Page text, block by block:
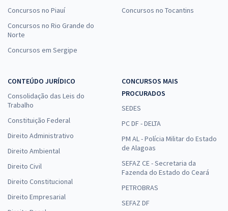
Concursos no Piauí
Concursos no Rio Grande do
Norte
Concursos em Sergipe
Concursos no Tocantins
CONTEÚDO JURÍDICO
Consolidação das Leis do
Trabalho
Constituição Federal
Direito Administrativo
Direito Ambiental
Direito Civil
Direito Constitucional
Direito Empresarial
CONCURSOS MAIS
PROCURADOS
SEDES
PC DF - DELTA
PM AL - Polícia Militar do Estado
de Alagoas
SEFAZ CE - Secretaria da
Fazenda do Estado do Ceará
PETROBRAS
SEFAZ DF